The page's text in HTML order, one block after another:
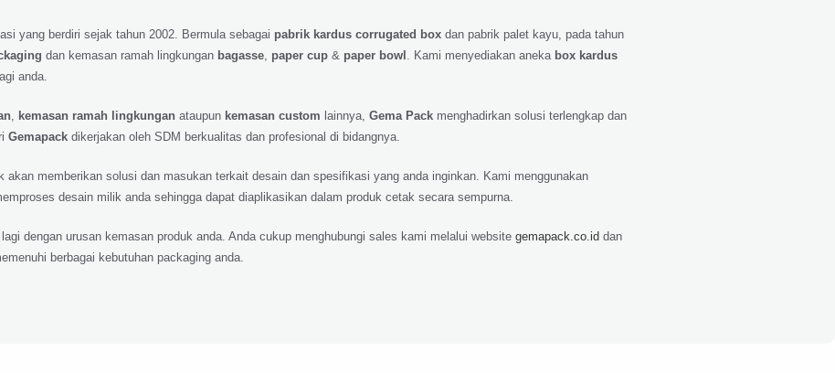
yang berdiri sejak tahun 2002. Bermula sebagai pabrik kardus corrugated box dan pabrik palet kayu, pada tahun
dan kemasan ramah lingkungan bagasse paper cup & paper bowl . Kami menyediakan aneka box kardus
anda.
kemasan ramah lingkungan ataupun kemasan custom lainnya, Gema Pack menghadirkan solusi terlengkap dan
Gemapack dikerjakan oleh SDM berkualitas dan profesional di bidangnya.
memberikan solusi dan masukan terkait desain dan spesifikasi yang anda inginkan. Kami menggunakan
desain milik anda sehingga dapat diaplikasikan dalam produk cetak secara sempurna.
dengan urusan kemasan produk anda. Anda cukup menghubungi sales kami melalui website gemapack.co.id dan
berbagai kebutuhan packaging anda.